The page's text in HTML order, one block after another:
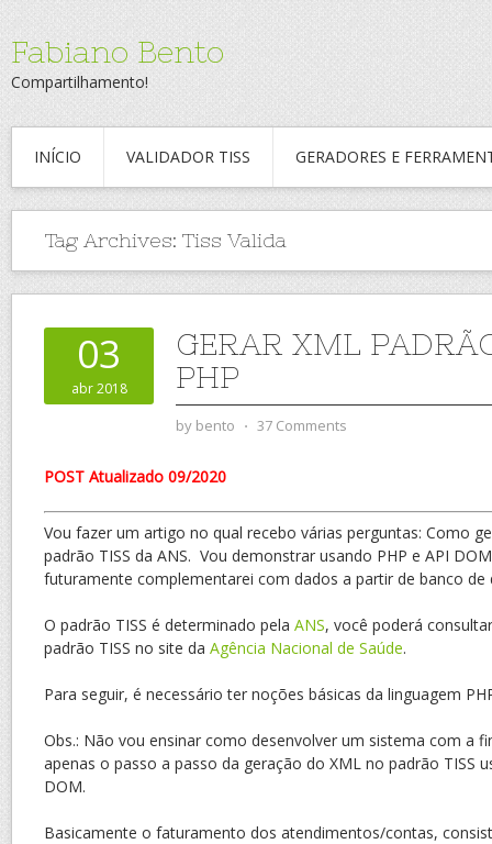
Fabiano Bento
Compartilhamento!
INÍCIO VALIDADOR TISS GERADORES E
Tag Archives: Tiss Valida
03
abr 2018
GERAR XML
PHP
by bento ⋅ 37 Comments
POST Atualizado 09/2020
Vou fazer um artigo no qual recebo várias perguntas: Como
padrão TISS da ANS. Vou demonstrar usando PHP e API
futuramente complementarei com dados a partir de banco de
O padrão TISS é determinado pela ANS, você poderá
padrão TISS no site da Agência Nacional de Saúde.
Para seguir, é necessário ter noções básicas da linguagem
Obs.: Não vou ensinar como desenvolver um sistema com a
apenas o passo a passo da geração do XML no padrão TISS
DOM.
Basicamente o faturamento dos atendimentos/contas,